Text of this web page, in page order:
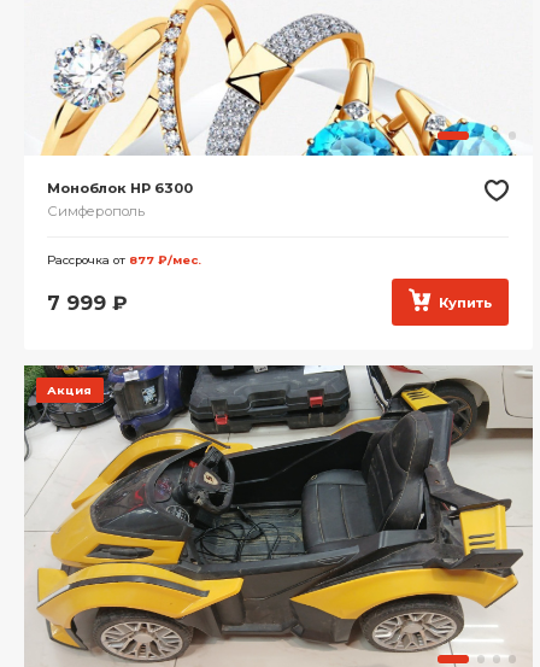
Моноблок HP 6300
Симферополь
Рассрочка от 877 ₽/мес.
7 999 ₽ Купить
Акция